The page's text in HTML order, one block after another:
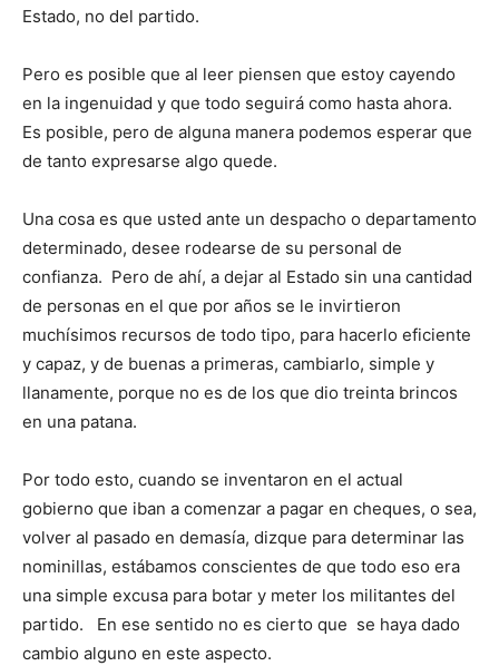
Estado, no del partido.
Pero es posible que al leer piensen que estoy cayendo
en la ingenuidad y que todo seguirá como hasta ahora.
Es posible, pero de alguna manera podemos esperar que
de tanto expresarse algo quede.
Una cosa es que usted ante un despacho o departamento
determinado, desee rodearse de su personal de
confianza. Pero de ahí, a dejar al Estado sin una cantidad
de personas en el que por años se le invirtieron
muchísimos recursos de todo tipo, para hacerlo eficiente
y capaz, y de buenas a primeras, cambiarlo, simple y
llanamente, porque no es de los que dio treinta brincos
en una patana.
Por todo esto, cuando se inventaron en el actual
gobierno que iban a comenzar a pagar en cheques, o sea,
volver al pasado en demasía, dizque para determinar las
nominillas, estábamos conscientes de que todo eso era
una simple excusa para botar y meter los militantes del
partido. En ese sentido no es cierto que se haya dado
cambio alguno en este aspecto.